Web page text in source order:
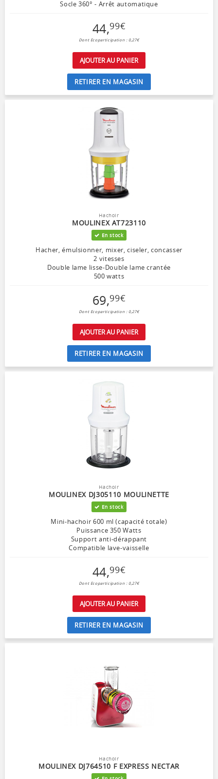
Socle 360° - Arrêt automatique
44,99€
Dont Ecoparticipation : 0,27€
AJOUTER AU PANIER
RETIRER EN MAGASIN
Hachoir
MOULINEX AT723110
En stock
Hacher, émulsionner, mixer, ciseler, concasser
2 vitesses
Double lame lisse-Double lame crantée
500 watts
69,99€
Dont Ecoparticipation : 0,27€
AJOUTER AU PANIER
RETIRER EN MAGASIN
Hachoir
MOULINEX DJ305110 MOULINETTE
En stock
Mini-hachoir 600 ml (capacité totale)
Puissance 350 Watts
Support anti-dérappant
Compatible lave-vaisselle
44,99€
Dont Ecoparticipation : 0,27€
AJOUTER AU PANIER
RETIRER EN MAGASIN
Hachoir
MOULINEX DJ764510 F EXPRESS NECTAR